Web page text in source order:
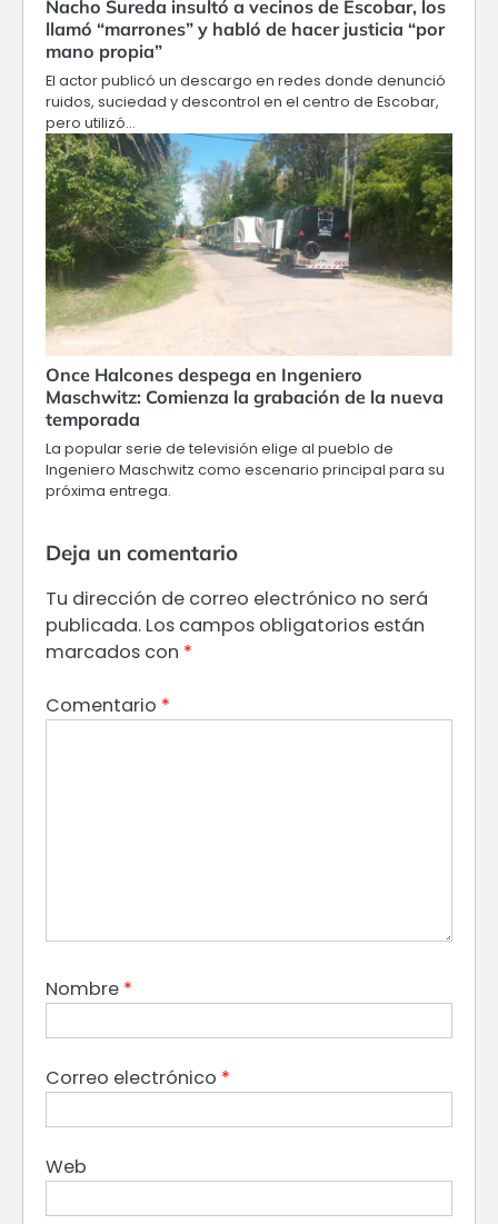
Nacho Sureda insultó a vecinos de Escobar, los
llamó “marrones” y habló de hacer justicia “por
mano propia”
El actor publicó un descargo en redes donde denunció
ruidos, suciedad y descontrol en el centro de Escobar,
pero utilizó…
Once Halcones despega en Ingeniero
Maschwitz: Comienza la grabación de la nueva
temporada
La popular serie de televisión elige al pueblo de
Ingeniero Maschwitz como escenario principal para su
próxima entrega.
Deja un comentario
Tu dirección de correo electrónico no será
publicada. Los campos obligatorios están
marcados con *
Comentario *
Nombre *
Correo electrónico *
Web